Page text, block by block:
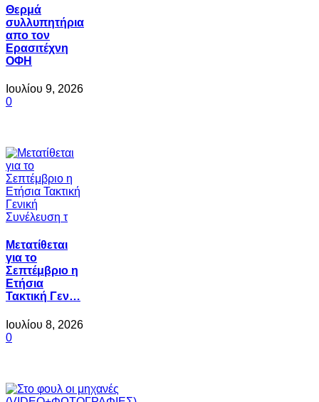
Θερμά
συλλυπητήρια
απο τον
Ερασιτέχνη
ΟΦΗ
Ιουλίου 9, 2026
0
Μετατίθεται
για το
Σεπτέμβριο η
Ετήσια
Τακτική Γεν…
Ιουλίου 8, 2026
0